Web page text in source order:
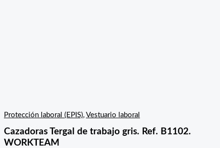
Protección laboral (EPIS), Vestuario laboral
Cazadoras Tergal de trabajo gris. Ref. B1102.
WORKTEAM